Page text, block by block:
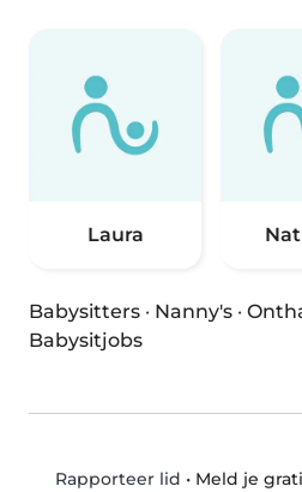
Laura
Babysitters · Nanny's ·
Babysitjobs
Rapporteer lid • Meld je